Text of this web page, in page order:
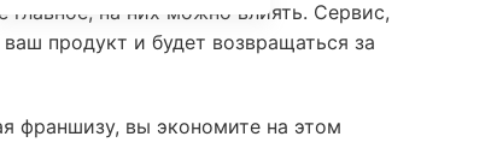
главное, на них можно влиять. Сервис,
продукт и будет возвращаться за
франшизу, вы экономите на этом